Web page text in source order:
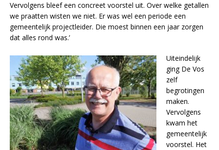
Vervolgens bleef een concreet voorstel uit. Over welke getallen
we praatten wisten we niet. Er was wel een periode een
gemeentelijk projectleider. Die moest binnen een jaar zorgen
dat alles rond was.’
Uiteindelijk
ging De Vos
zelf
begrotingen
maken.
Vervolgens
kwam het
gemeentelijk
voorstel. Het